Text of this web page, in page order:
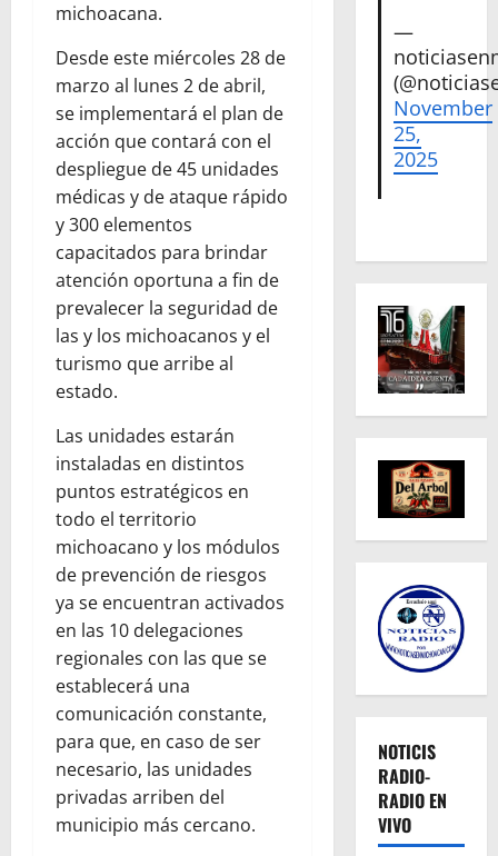
michoacana.
Desde este miércoles 28 de
marzo al lunes 2 de abril,
se implementará el plan de
acción que contará con el
despliegue de 45 unidades
médicas y de ataque rápido
y 300 elementos
capacitados para brindar
atención oportuna a fin de
prevalecer la seguridad de
las y los michoacanos y el
turismo que arribe al
estado.
Las unidades estarán
instaladas en distintos
puntos estratégicos en
todo el territorio
michoacano y los módulos
de prevención de riesgos
ya se encuentran activados
en las 10 delegaciones
regionales con las que se
establecerá una
comunicación constante,
para que, en caso de ser
necesario, las unidades
privadas arriben del
municipio más cercano.
—
November
25,
2025
NOTICIS
RADIO-
RADIO EN
VIVO